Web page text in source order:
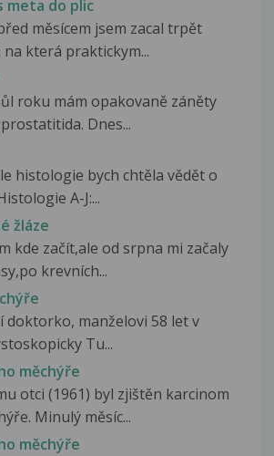
meta do plic
měsícem jsem zacal trpět
která praktickym...
roku mám opakovaně záněty
Dnes...
histologie bych chtěla vědět o
A-J:...
žláze
kde začít,ale od srpna mi začaly
krevních...
doktorko, manželovi 58 let v
Tu...
měchýře
otci (1961) byl zjištěn karcinom
Minulý měsíc...
měchýře